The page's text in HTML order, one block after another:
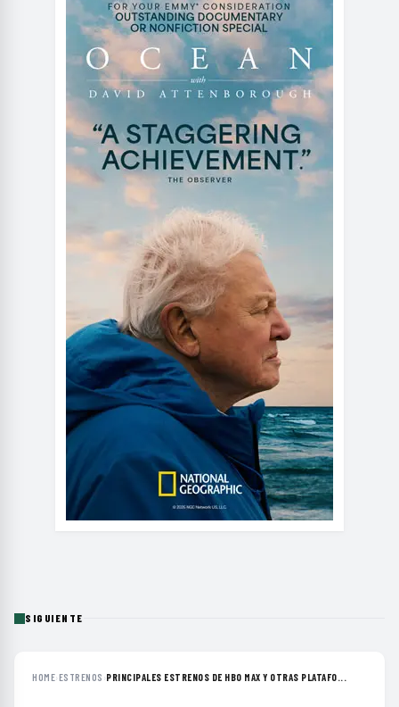
SIGUIENTE
HOME›ESTRENOS ›PRINCIPALES ESTRENOS DE HBO MAX Y OTRAS PLATAFO...